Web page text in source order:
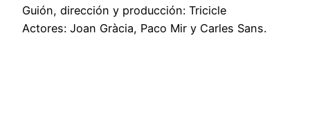
Guión, dirección y producción: Tricicle
Actores: Joan Gràcia, Paco Mir y Carles Sans.